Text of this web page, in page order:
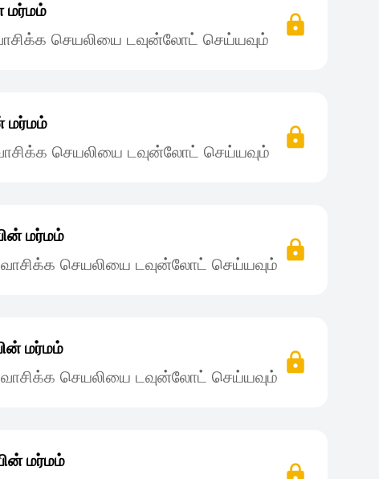
மர்மம்
செயலியை டவுன்லோட் செய்யவும்
மர்மம்
செயலியை டவுன்லோட் செய்யவும்
மர்மம்
செயலியை டவுன்லோட் செய்யவும்
மர்மம்
செயலியை டவுன்லோட் செய்யவும்
மர்மம்